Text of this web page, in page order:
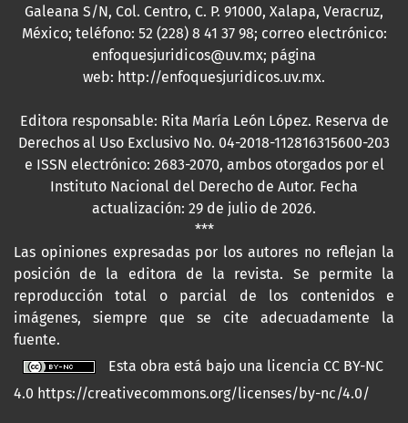
Galeana S/N, Col. Centro, C. P. 91000, Xalapa, Veracruz,
México; teléfono: 52 (228) 8 41 37 98; correo electrónico:
enfoquesjuridicos@uv.mx; página
web: http://enfoquesjuridicos.uv.mx.
Editora responsable: Rita María León López. Reserva de
Derechos al Uso Exclusivo No. 04-2018-112816315600-203
e ISSN electrónico: 2683-2070, ambos otorgados por el
Instituto Nacional del Derecho de Autor. Fecha
actualización: 29 de julio de 2026.
***
Las opiniones expresadas por los autores no reflejan la
posición de la editora de la revista. Se permite la
reproducción total o parcial de los contenidos e
imágenes, siempre que se cite adecuadamente la
fuente.
Esta obra está bajo una licencia CC BY-NC
4.0 https://creativecommons.org/licenses/by-nc/4.0/